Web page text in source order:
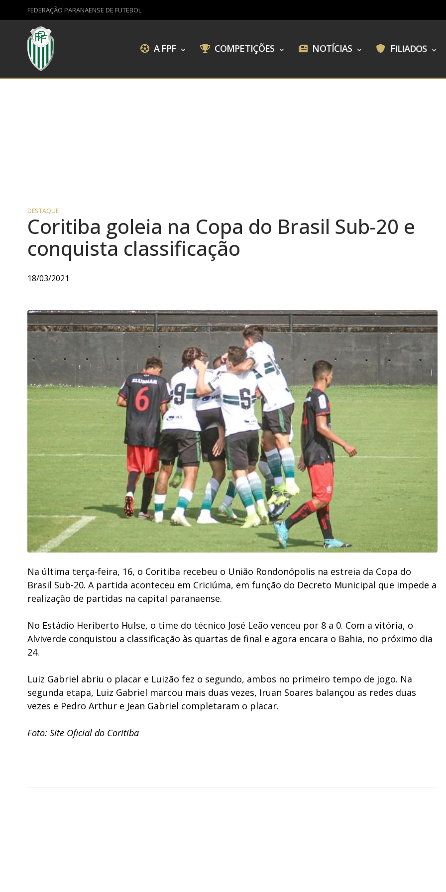
FEDERAÇÃO PARANAENSE DE FUTEBOL
A FPF COMPETIÇÕES NOTÍCIAS FILIADOS
DESTAQUE
Coritiba goleia na Copa do Brasil Sub-20 e
conquista classificação
18/03/2021
Na última terça-feira, 16, o Coritiba recebeu o União Rondonópolis na estreia da Copa do
Brasil Sub-20. A partida aconteceu em Criciúma, em função do Decreto Municipal que impede a
realização de partidas na capital paranaense.
No Estádio Heriberto Hulse, o time do técnico José Leão venceu por 8 a 0. Com a vitória, o
Alviverde conquistou a classificação às quartas de final e agora encara o Bahia, no próximo dia
24.
Luiz Gabriel abriu o placar e Luizão fez o segundo, ambos no primeiro tempo de jogo. Na
segunda etapa, Luiz Gabriel marcou mais duas vezes, Iruan Soares balançou as redes duas
vezes e Pedro Arthur e Jean Gabriel completaram o placar.
Foto: Site Oficial do Coritiba